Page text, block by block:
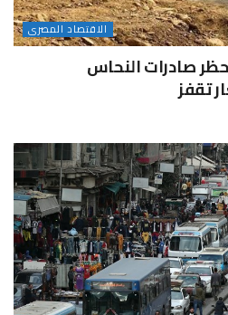
الاقتصاد المصرى
صادرات النحاس
تقفز